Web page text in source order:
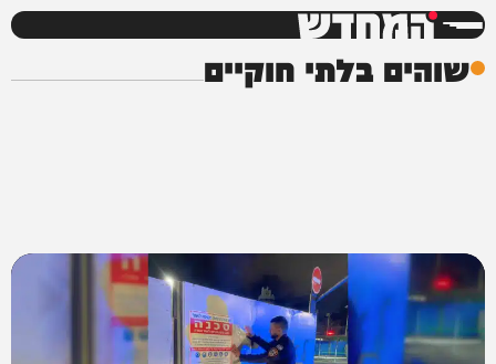
המחדש
שוהים בלתי חוקיים